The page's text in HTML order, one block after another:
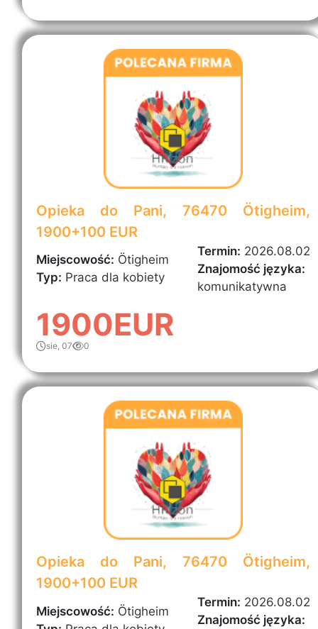
Opieka do Pani, 76470 Ötigheim,
1900+100 EUR
Miejscowość: Ötigheim
Typ: Praca dla kobiety
Termin: 2026.08.02
Znajomość języka:
komunikatywna
1900EUR
sie, 07 0
Opieka do Pani, 76470 Ötigheim,
1900+100 EUR
Miejscowość: Ötigheim
Termin: 2026.08.02
Znajomość języka: